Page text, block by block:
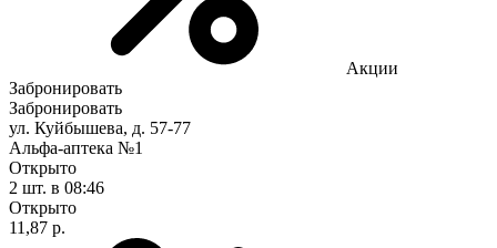
Акции
Забронировать
Забронировать
ул. Куйбышева, д. 57-77
Альфа-аптека №1
Открыто
2 шт. в 08:46
Открыто
11,87 р.